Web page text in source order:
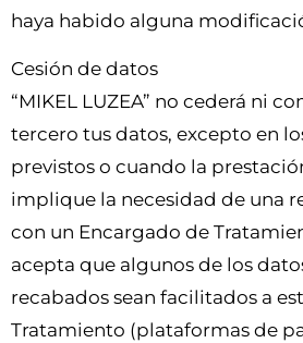
haya habido alguna
Cesión de datos
“MIKEL LUZEA” no cederá ni
tercero tus datos, excepto en
previstos o cuando la
implique la necesidad de una
con un Encargado de
acepta que algunos de los
recabados sean facilitados a
Tratamiento (plataformas de